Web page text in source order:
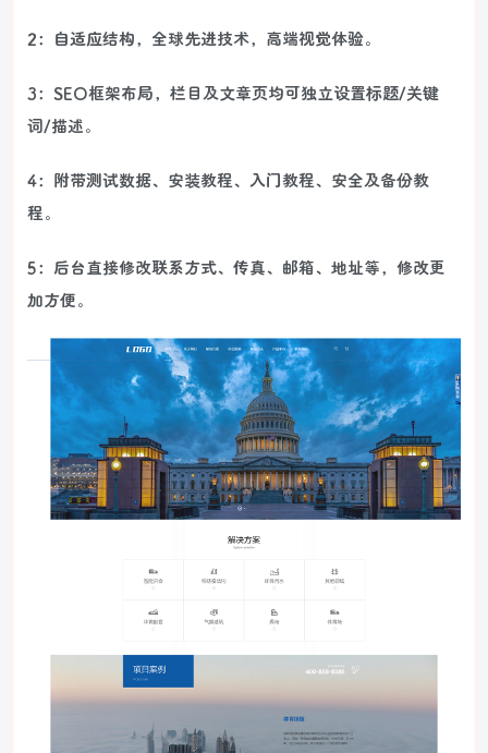
2：自适应结构，全球先进技术，高端视觉体验。
3：SEO框架布局，栏目及文章页均可独立设置标题/关键
词/描述。
4：附带测试数据、安装教程、入门教程、安全及备份教
程。
5：后台直接修改联系方式、传真、邮箱、地址等，修改更
加方便。